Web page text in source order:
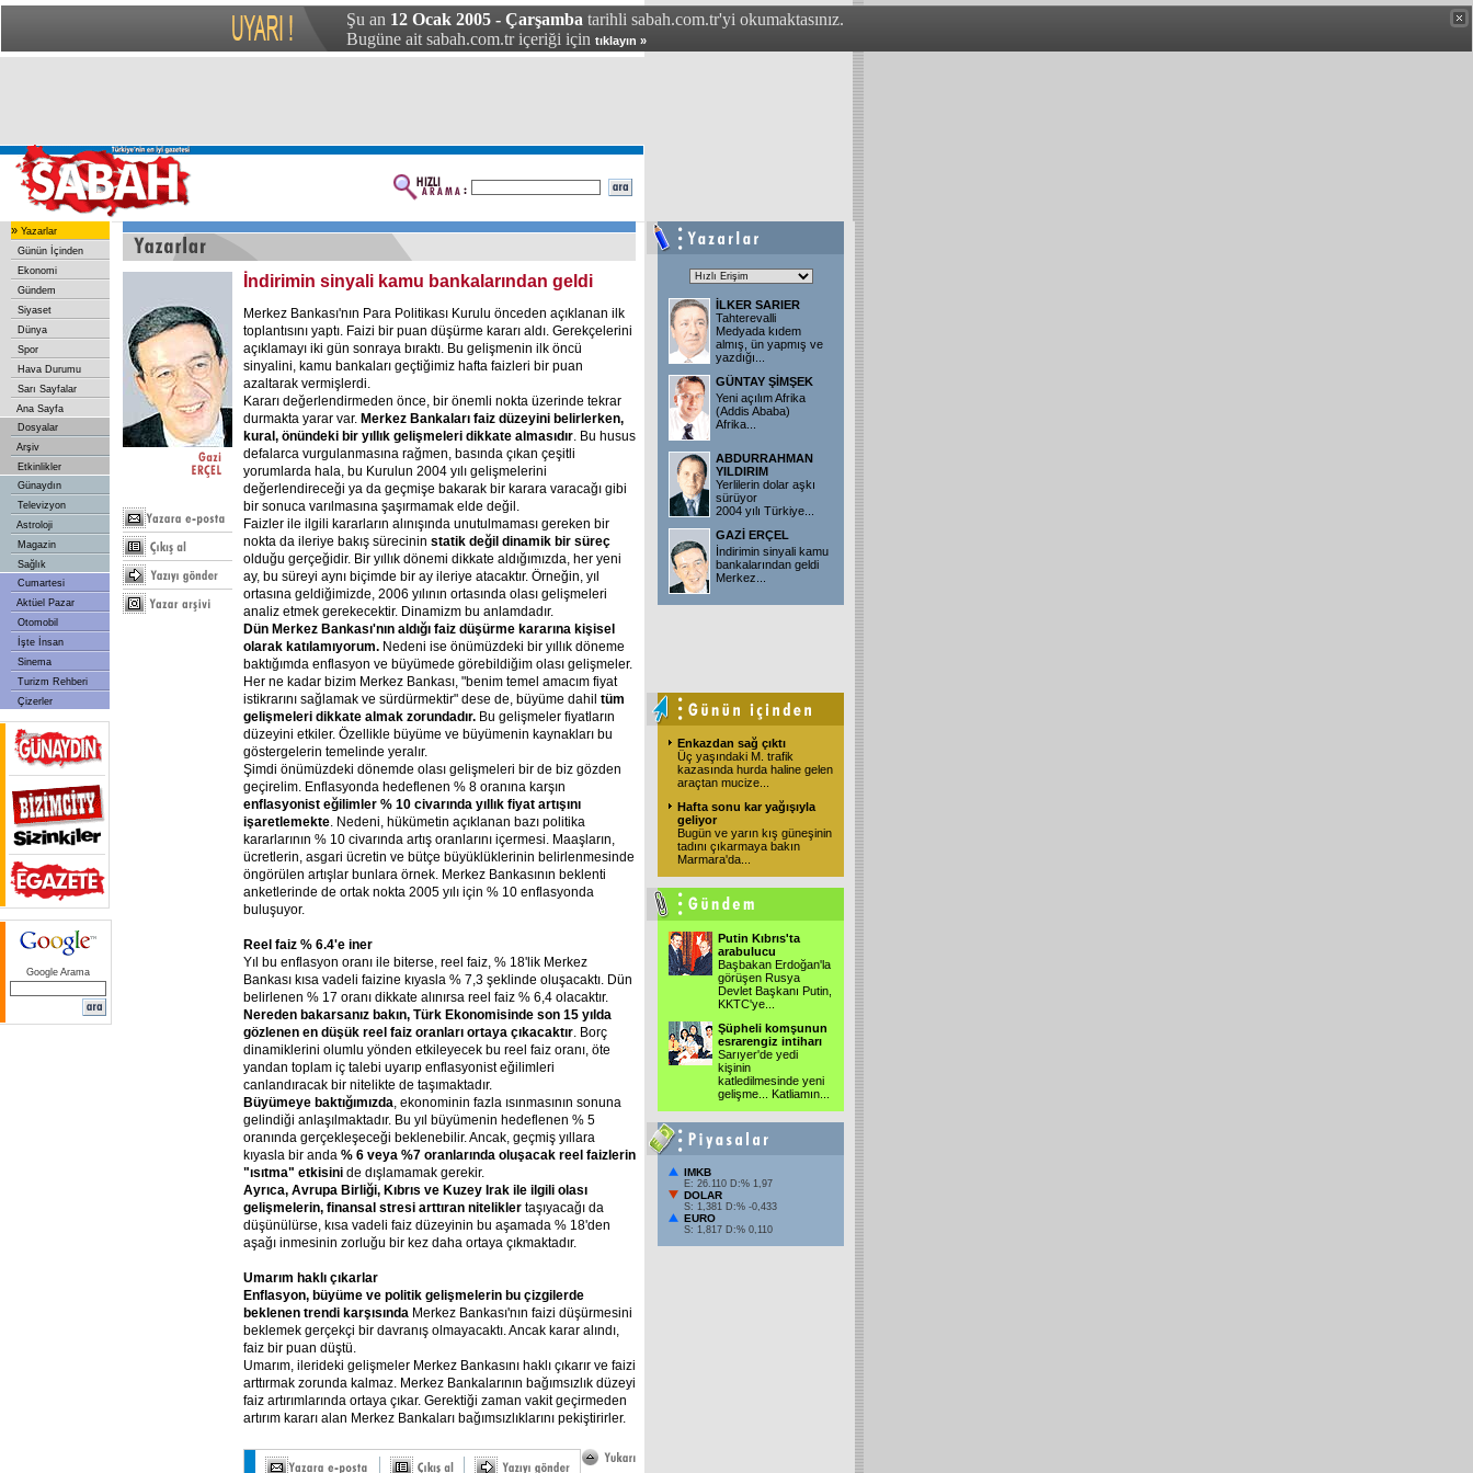
Şu an 12 Ocak 2005 - Çarşamba tarihli sabah.com.tr'yi okumaktasınız.
Bugüne ait sabah.com.tr içeriği için tıklayın »
» Yazarlar
Günün İçinden
Ekonomi
Gündem
Siyaset
Dünya
Spor
Hava Durumu
Sarı Sayfalar
Ana Sayfa
Dosyalar
Arşiv
Etkinlikler
Günaydın
Televizyon
Astroloji
Magazin
Sağlık
Cumartesi
Aktüel Pazar
Otomobil
İşte İnsan
Sinema
Turizm Rehberi
Çizerler
Google Arama
İndirimin sinyali kamu bankalarından geldi
Merkez Bankası'nın Para Politikası Kurulu önceden açıklanan ilk
toplantısını yaptı. Faizi bir puan düşürme kararı aldı. Gerekçelerini
açıklamayı iki gün sonraya bıraktı. Bu gelişmenin ilk öncü
sinyalini, kamu bankaları geçtiğimiz hafta faizleri bir puan
azaltarak vermişlerdi.
Kararı değerlendirmeden önce, bir önemli nokta üzerinde tekrar
durmakta yarar var. Merkez Bankaları faiz düzeyini belirlerken,
kural, önündeki bir yıllık gelişmeleri dikkate almasıdır. Bu husus
defalarca vurgulanmasına rağmen, basında çıkan çeşitli
yorumlarda hala, bu Kurulun 2004 yılı gelişmelerini
değerlendireceği ya da geçmişe bakarak bir karara varacağı gibi
bir sonuca varılmasına şaşırmamak elde değil.
Faizler ile ilgili kararların alınışında unutulmaması gereken bir
nokta da ileriye bakış sürecinin statik değil dinamik bir süreç
olduğu gerçeğidir. Bir yıllık dönemi dikkate aldığımızda, her yeni
ay, bu süreyi aynı biçimde bir ay ileriye atacaktır. Örneğin, yıl
ortasına geldiğimizde, 2006 yılının ortasında olası gelişmeleri
analiz etmek gerekecektir. Dinamizm bu anlamdadır.
Dün Merkez Bankası'nın aldığı faiz düşürme kararına kişisel
olarak katılamıyorum. Nedeni ise önümüzdeki bir yıllık döneme
baktığımda enflasyon ve büyümede görebildiğim olası gelişmeler.
Her ne kadar bizim Merkez Bankası, "benim temel amacım fiyat
istikrarını sağlamak ve sürdürmektir" dese de, büyüme dahil tüm
gelişmeleri dikkate almak zorundadır. Bu gelişmeler fiyatların
düzeyini etkiler. Özellikle büyüme ve büyümenin kaynakları bu
göstergelerin temelinde yeralır.
Şimdi önümüzdeki dönemde olası gelişmeleri bir de biz gözden
geçirelim. Enflasyonda hedeflenen % 8 oranına karşın
enflasyonist eğilimler % 10 civarında yıllık fiyat artışını
işaretlemekte. Nedeni, hükümetin açıklanan bazı politika
kararlarının % 10 civarında artış oranlarını içermesi. Maaşların,
ücretlerin, asgari ücretin ve bütçe büyüklüklerinin belirlenmesinde
öngörülen artışlar bunlara örnek. Merkez Bankasının beklenti
anketlerinde de ortak nokta 2005 yılı için % 10 enflasyonda
buluşuyor.
Reel faiz % 6.4'e iner
Yıl bu enflasyon oranı ile biterse, reel faiz, % 18'lik Merkez
Bankası kısa vadeli faizine kıyasla % 7,3 şeklinde oluşacaktı. Dün
belirlenen % 17 oranı dikkate alınırsa reel faiz % 6,4 olacaktır.
Nereden bakarsanız bakın, Türk Ekonomisinde son 15 yılda
gözlenen en düşük reel faiz oranları ortaya çıkacaktır. Borç
dinamiklerini olumlu yönden etkileyecek bu reel faiz oranı, öte
yandan toplam iç talebi uyarıp enflasyonist eğilimleri
canlandıracak bir nitelikte de taşımaktadır.
Büyümeye baktığımızda, ekonominin fazla ısınmasının sonuna
gelindiği anlaşılmaktadır. Bu yıl büyümenin hedeflenen % 5
oranında gerçekleşeceği beklenebilir. Ancak, geçmiş yıllara
kıyasla bir anda % 6 veya %7 oranlarında oluşacak reel faizlerin
"ısıtma" etkisini de dışlamamak gerekir.
Ayrıca, Avrupa Birliği, Kıbrıs ve Kuzey Irak ile ilgili olası
gelişmelerin, finansal stresi arttıran nitelikler taşıyacağı da
düşünülürse, kısa vadeli faiz düzeyinin bu aşamada % 18'den
aşağı inmesinin zorluğu bir kez daha ortaya çıkmaktadır.
Umarım haklı çıkarlar
Enflasyon, büyüme ve politik gelişmelerin bu çizgilerde
beklenen trendi karşısında Merkez Bankası'nın faizi düşürmesini
beklemek gerçekçi bir davranış olmayacaktı. Ancak karar alındı,
faiz bir puan düştü.
Umarım, ilerideki gelişmeler Merkez Bankasını haklı çıkarır ve faizi
arttırmak zorunda kalmaz. Merkez Bankalarının bağımsızlık düzeyi
faiz artırımlarında ortaya çıkar. Gerektiği zaman vakit geçirmeden
artırım kararı alan Merkez Bankaları bağımsızlıklarını pekiştirirler.
İLKER SARIER
Tahterevalli
Medyada kıdem
almış, ün yapmış ve
yazdığı...
GÜNTAY ŞİMŞEK
Yeni açılım Afrika
(Addis Ababa)
Afrika...
ABDURRAHMAN
YILDIRIM
Yerlilerin dolar aşkı
sürüyor
2004 yılı Türkiye...
GAZİ ERÇEL
İndirimin sinyali kamu
bankalarından geldi
Merkez...
Enkazdan sağ çıktı
Üç yaşındaki M. trafik
kazasında hurda haline gelen
araçtan mucize...
Hafta sonu kar yağışıyla
geliyor
Bugün ve yarın kış güneşinin
tadını çıkarmaya bakın
Marmara'da...
Putin Kıbrıs'ta
arabulucu
Başbakan Erdoğan'la
görüşen Rusya
Devlet Başkanı Putin,
KKTC'ye...
Şüpheli komşunun
esrarengiz intiharı
Sarıyer'de yedi
kişinin
katledilmesinde yeni
gelişme... Katliamın...
IMKB
E: 26.110 D:% 1,97
DOLAR
S: 1,381 D:% -0,433
EURO
S: 1,817 D:% 0,110